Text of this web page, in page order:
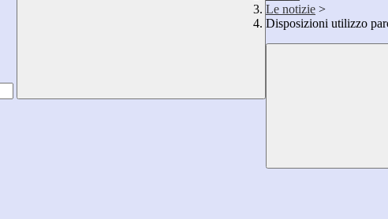
Le notizie >
Disposizioni utilizzo